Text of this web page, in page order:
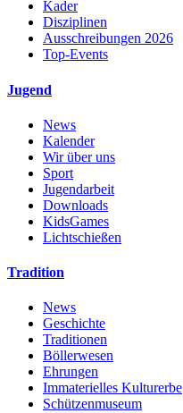
Kader
Disziplinen
Ausschreibungen 2026
Top-Events
Jugend
News
Kalender
Wir über uns
Sport
Jugendarbeit
Downloads
KidsGames
Lichtschießen
Tradition
News
Geschichte
Traditionen
Böllerwesen
Ehrungen
Immaterielles Kulturerbe
Schützenmuseum